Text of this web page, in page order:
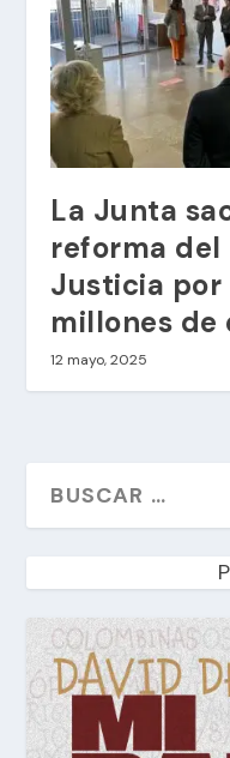
La Junta
reforma del
Justicia por
millones de
12 mayo, 2025